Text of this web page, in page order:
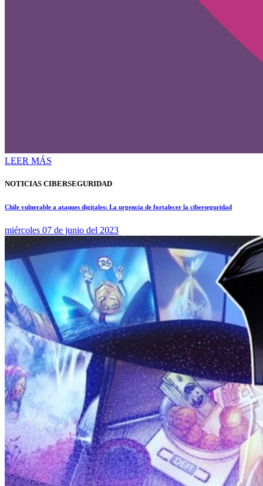
LEER MÁS
NOTICIAS CIBERSEGURIDAD
Chile vulnerable a ataques digitales: La urgencia de fortalecer la ciberseguridad
miércoles 07 de junio del 2023